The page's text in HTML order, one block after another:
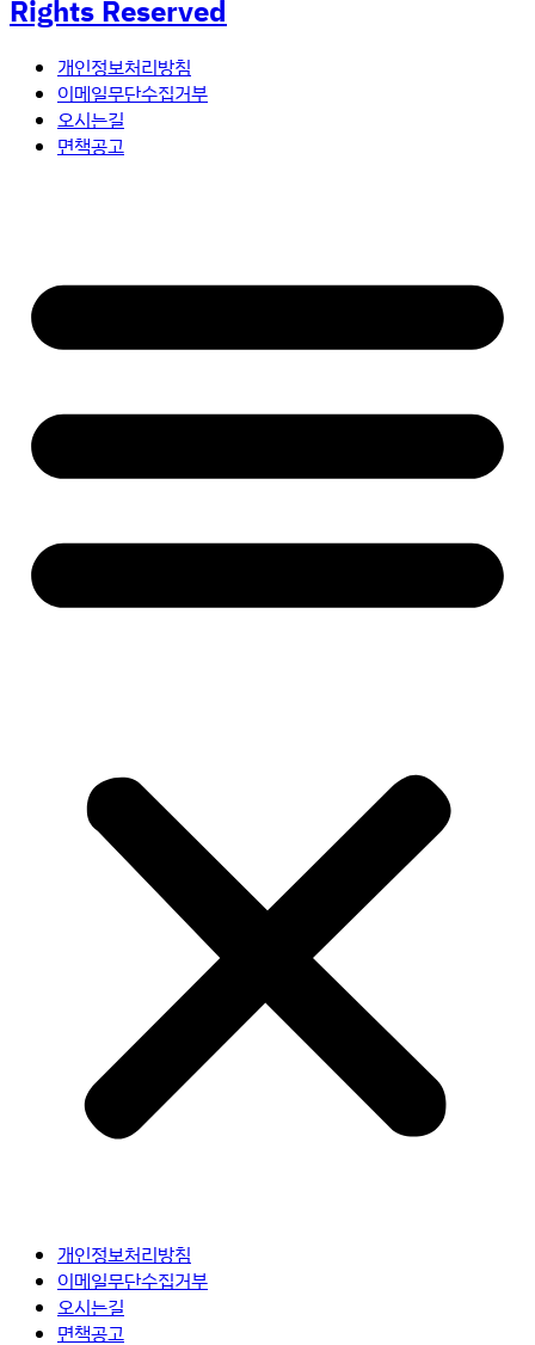
Rights Reserved
개인정보처리방침
이메일무단수집거부
오시는길
면책공고
개인정보처리방침
이메일무단수집거부
오시는길
면책공고